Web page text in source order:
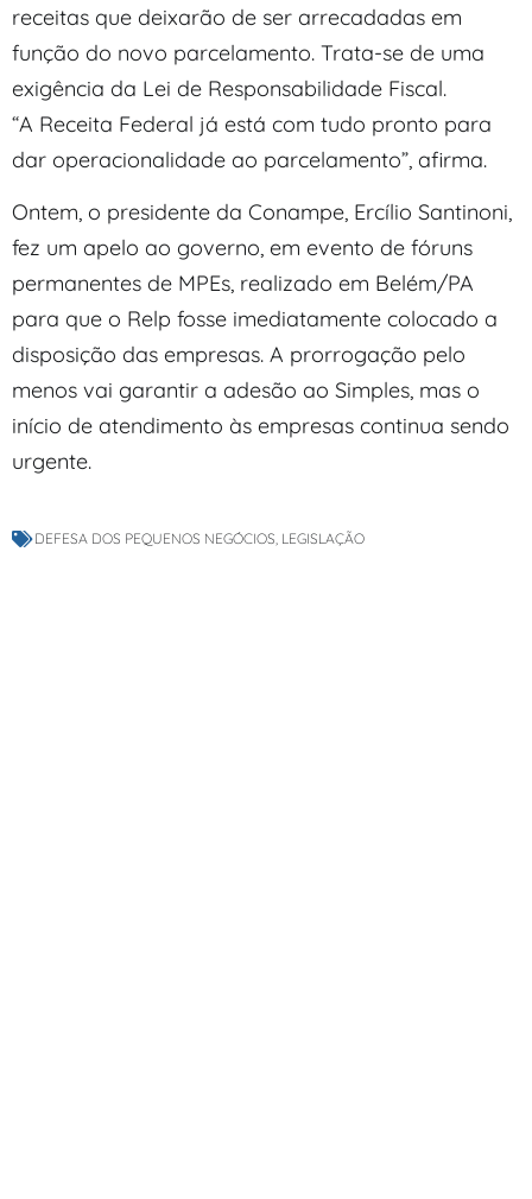
receitas que deixarão de ser arrecadadas em
função do novo parcelamento. Trata-se de uma
exigência da Lei de Responsabilidade Fiscal.
“A Receita Federal já está com tudo pronto para
dar operacionalidade ao parcelamento”, afirma.
Ontem, o presidente da Conampe, Ercílio Santinoni,
fez um apelo ao governo, em evento de fóruns
permanentes de MPEs, realizado em Belém/PA
para que o Relp fosse imediatamente colocado a
disposição das empresas. A prorrogação pelo
menos vai garantir a adesão ao Simples, mas o
início de atendimento às empresas continua sendo
urgente.
DEFESA DOS PEQUENOS NEGÓCIOS LEGISLAÇÃO